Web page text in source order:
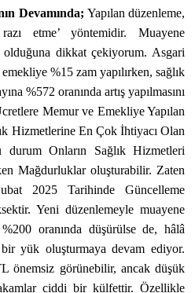
Devamında; Yapılan düzenleme,
etme’ yöntemidir. Muayene
dikkat çekiyorum. Asgari
%15 zam yapılırken, sağlık
%572 oranında artış yapılmasını
Memur ve Emekliye Yapılan
Hizmetlerine En Çok İhtiyacı Olan
durum Onların Sağlık Hizmetleri
Mağdurluklar oluşturabilir. Zaten
2025 Tarihinde Güncelleme
Yeni düzenlemeyle muayene
oranında düşürülse de, hâlâ
yük oluşturmaya devam ediyor.
önemsiz görünebilir, ancak düşük
ciddi bir külfettir. Özellikle